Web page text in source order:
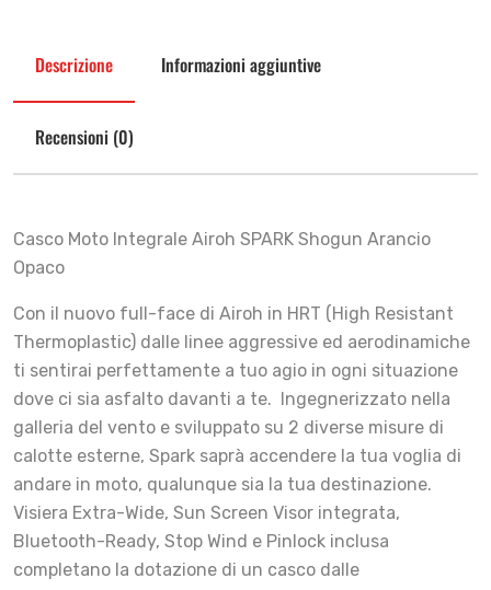
Descrizione Informazioni aggiuntive
Recensioni (0)
Casco Moto Integrale Airoh SPARK Shogun Arancio
Opaco
Con il nuovo full-face di Airoh in HRT (High Resistant
Thermoplastic) dalle linee aggressive ed aerodinamiche
ti sentirai perfettamente a tuo agio in ogni situazione
dove ci sia asfalto davanti a te. Ingegnerizzato nella
galleria del vento e sviluppato su 2 diverse misure di
calotte esterne, Spark saprà accendere la tua voglia di
andare in moto, qualunque sia la tua destinazione.
Visiera Extra-Wide, Sun Screen Visor integrata,
Bluetooth-Ready, Stop Wind e Pinlock inclusa
completano la dotazione di un casco dalle